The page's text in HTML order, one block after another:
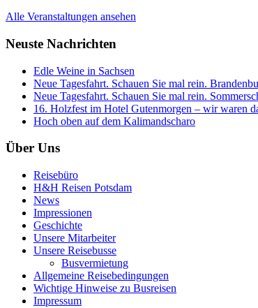
Alle Veranstaltungen ansehen
Neuste Nachrichten
Edle Weine in Sachsen
Neue Tagesfahrt. Schauen Sie mal rein.
Neue Tagesfahrt. Schauen Sie mal rein.
16. Holzfest im Hotel Gutenmorgen – wir waren
Hoch oben auf dem Kalimandscharo
Über Uns
Reisebüro
H&H Reisen Potsdam
News
Impressionen
Geschichte
Unsere Mitarbeiter
Unsere Reisebusse
Busvermietung
Allgemeine Reisebedingungen
Wichtige Hinweise zu Busreisen
Impressum